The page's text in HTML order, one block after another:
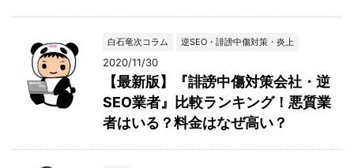
白石竜次コラム 逆SEO・誹謗中傷対策・炎上
2020/11/30
【最新版】『誹謗中傷対策会社・逆
SEO業者』比較ランキング！悪質業
者はいる？料金はなぜ高い？